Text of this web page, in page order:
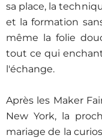
sa place, la
et la formation
même la folie
tout ce qui
l'échange.
Après les Maker
New York, la
mariage de la